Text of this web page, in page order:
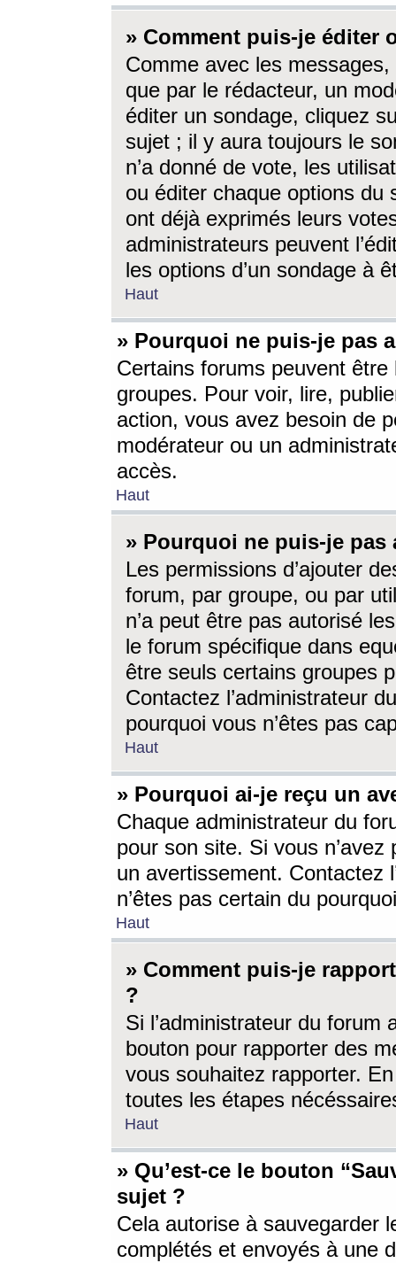
» Comment puis-je éditer
Comme avec les
que par le rédacteur, un
éditer un sondage, cliquez
sujet ; il y aura toujours le
n’a donné de vote, les
ou éditer chaque options du
ont déjà exprimés leurs
administrateurs peuvent
les options d’un sondage à
Haut
» Pourquoi ne puis-je pas
Certains forums peuvent être
groupes. Pour voir, lire,
action, vous avez besoin de
modérateur ou un
accès.
Haut
» Pourquoi ne puis-je
Les permissions d’ajouter
forum, par groupe, ou par
n’a peut être pas autorisé
le forum spécifique dans
être seuls certains groupes
Contactez l’administrateur
pourquoi vous n’êtes pas
Haut
» Pourquoi ai-je reçu un
Chaque administrateur du
pour son site. Si vous
un avertissement. Contactez
n’êtes pas certain du
Haut
» Comment puis-je
?
Si l’administrateur du forum
bouton pour rapporter des
vous souhaitez rapporter.
toutes les étapes
Haut
» Qu’est-ce le bouton
sujet ?
Cela autorise à sauvegarder
complétés et envoyés à une